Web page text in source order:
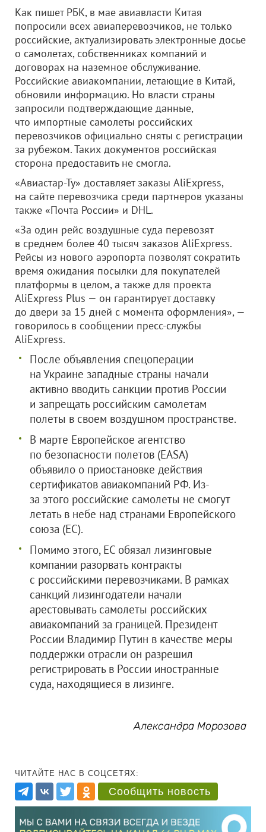
Как пишет РБК, в мае авиавласти Китая
попросили всех авиаперевозчиков, не только
российские, актуализировать электронные досье
о самолетах, собственниках компаний и
договорах на наземное обслуживание.
Российские авиакомпании, летающие в Китай,
обновили информацию. Но власти страны
запросили подтверждающие данные,
что импортные самолеты российских
перевозчиков официально сняты с регистрации
за рубежом. Таких документов российская
сторона предоставить не смогла.
«Авиастар-Ту» доставляет заказы AliExpress,
на сайте перевозчика среди партнеров указаны
также «Почта России» и DHL.
«За один рейс воздушные суда перевозят
в среднем более 40 тысяч заказов AliExpress.
Рейсы из нового аэропорта позволят сократить
время ожидания посылки для покупателей
платформы в целом, а также для проекта
AliExpress Plus — он гарантирует доставку
до двери за 15 дней с момента оформления», —
говорилось в сообщении пресс-службы
AliExpress.
После объявления спецоперации
на Украине западные страны начали
активно вводить санкции против России
и запрещать российским самолетам
полеты в своем воздушном пространстве.
В марте Европейское агентство
по безопасности полетов (EASA)
объявило о приостановке действия
сертификатов авиакомпаний РФ. Из-
за этого российские самолеты не смогут
летать в небе над странами Европейского
союза (ЕС).
Помимо этого, ЕС обязал лизинговые
компании разорвать контракты
с российскими перевозчиками. В рамках
санкций лизингодатели начали
арестовывать самолеты российских
авиакомпаний за границей. Президент
России Владимир Путин в качестве меры
поддержки отрасли он разрешил
регистрировать в России иностранные
суда, находящиеся в лизинге.
Александра Морозова
ЧИТАЙТЕ НАС В СОЦСЕТЯХ:
Сообщить новость